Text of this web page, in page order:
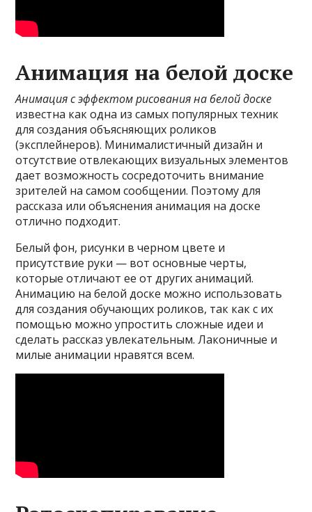
Анимация на белой доске
Анимация с эффектом рисования на белой доске
известна как одна из самых популярных техник
для создания объясняющих роликов
(эксплейнеров). Минималистичный дизайн и
отсутствие отвлекающих визуальных элементов
дает возможность сосредоточить внимание
зрителей на самом сообщении. Поэтому для
рассказа или объяснения анимация на доске
отлично подходит.
Белый фон, рисунки в черном цвете и
присутствие руки — вот основные черты,
которые отличают ее от других анимаций.
Анимацию на белой доске можно использовать
для создания обучающих роликов, так как с их
помощью можно упростить сложные идеи и
сделать рассказ увлекательным. Лаконичные и
милые анимации нравятся всем.